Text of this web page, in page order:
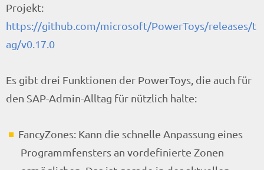
Projekt:
https://github.com/microsoft/PowerToys/releases/t
ag/v0.17.0
Es gibt drei Funktionen der PowerToys, die auch für
den SAP-Admin-Alltag für nützlich halte:
FancyZones: Kann die schnelle Anpassung eines
Programmfensters an vordefinierte Zonen